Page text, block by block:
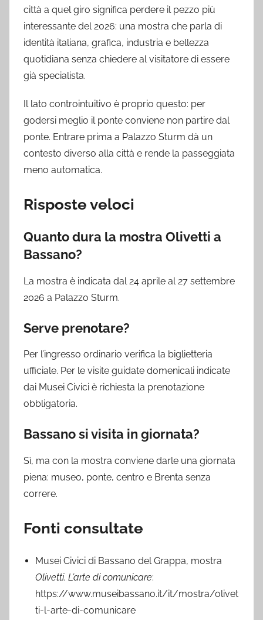
città a quel giro significa perdere il pezzo più
interessante del 2026: una mostra che parla di
identità italiana, grafica, industria e bellezza
quotidiana senza chiedere al visitatore di essere
già specialista.
Il lato controintuitivo è proprio questo: per
godersi meglio il ponte conviene non partire dal
ponte. Entrare prima a Palazzo Sturm dà un
contesto diverso alla città e rende la passeggiata
meno automatica.
Risposte veloci
Quanto dura la mostra Olivetti a
Bassano?
La mostra è indicata dal 24 aprile al 27 settembre
2026 a Palazzo Sturm.
Serve prenotare?
Per l’ingresso ordinario verifica la biglietteria
ufficiale. Per le visite guidate domenicali indicate
dai Musei Civici è richiesta la prenotazione
obbligatoria.
Bassano si visita in giornata?
Sì, ma con la mostra conviene darle una giornata
piena: museo, ponte, centro e Brenta senza
correre.
Fonti consultate
Musei Civici di Bassano del Grappa, mostra
Olivetti. L’arte di comunicare:
https://www.museibassano.it/it/mostra/olivet
ti-l-arte-di-comunicare